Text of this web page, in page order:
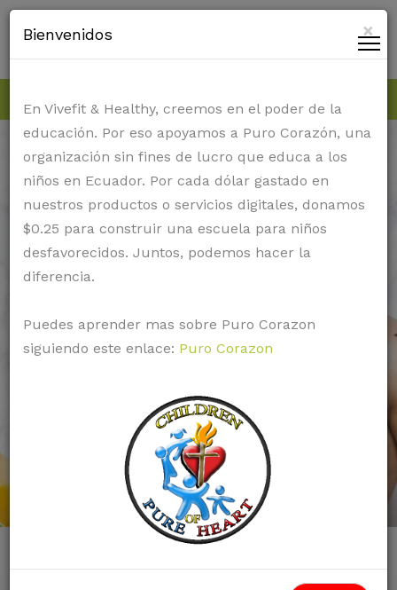
×
Bienvenidos
En Vivefit & Healthy, creemos en el poder de la
educación. Por eso apoyamos a Puro Corazón, una
organización sin fines de lucro que educa a los
niños en Ecuador. Por cada dólar gastado en
nuestros productos o servicios digitales, donamos
$0.25 para construir una escuela para niños
desfavorecidos. Juntos, podemos hacer la
diferencia.
Puedes aprender mas sobre Puro Corazon
siguiendo este enlace: Puro Corazon